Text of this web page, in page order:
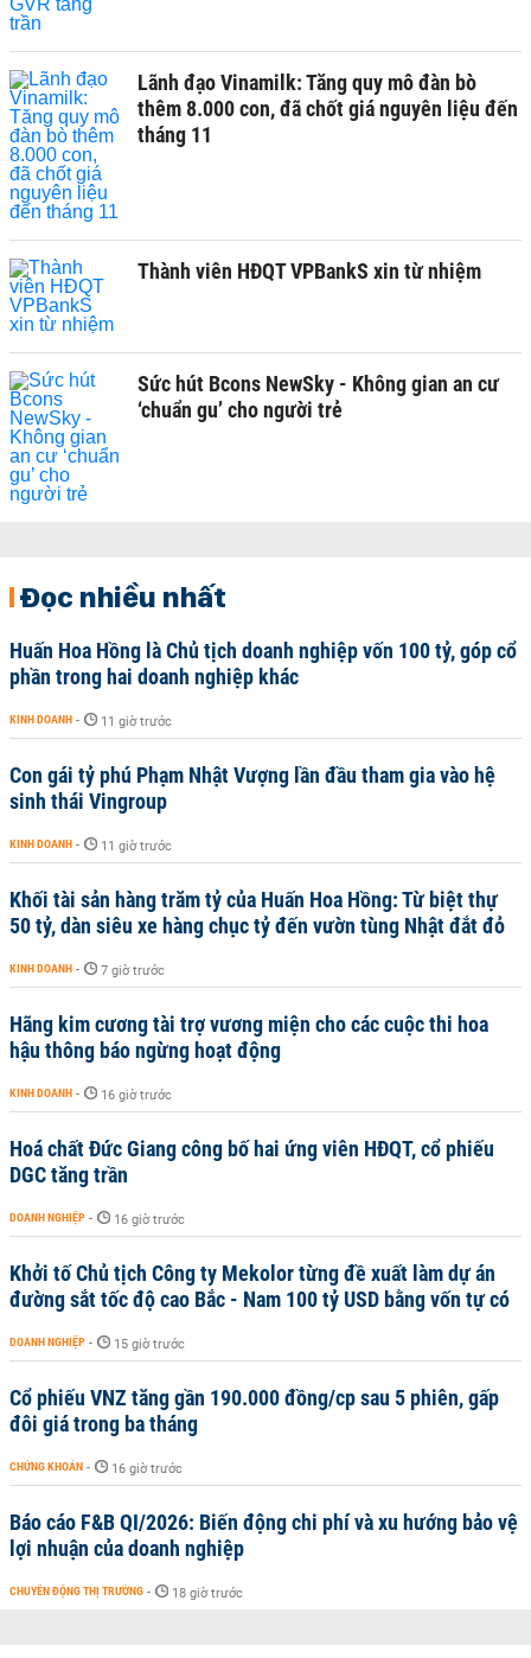
Lãnh đạo Vinamilk: Tăng quy mô đàn bò
thêm 8.000 con, đã chốt giá nguyên liệu đến
tháng 11
Thành viên HĐQT VPBankS xin từ nhiệm
Sức hút Bcons NewSky - Không gian an cư
‘chuẩn gu’ cho người trẻ
Đọc nhiều nhất
Huấn Hoa Hồng là Chủ tịch doanh nghiệp vốn 100 tỷ, góp cổ
phần trong hai doanh nghiệp khác
KINH DOANH - 11 giờ trước
Con gái tỷ phú Phạm Nhật Vượng lần đầu tham gia vào hệ
sinh thái Vingroup
KINH DOANH - 11 giờ trước
Khối tài sản hàng trăm tỷ của Huấn Hoa Hồng: Từ biệt thự
50 tỷ, dàn siêu xe hàng chục tỷ đến vườn tùng Nhật đắt đỏ
KINH DOANH - 7 giờ trước
Hãng kim cương tài trợ vương miện cho các cuộc thi hoa
hậu thông báo ngừng hoạt động
KINH DOANH - 16 giờ trước
Hoá chất Đức Giang công bố hai ứng viên HĐQT, cổ phiếu
DGC tăng trần
DOANH NGHIỆP - 16 giờ trước
Khởi tố Chủ tịch Công ty Mekolor từng đề xuất làm dự án
đường sắt tốc độ cao Bắc - Nam 100 tỷ USD bằng vốn tự có
DOANH NGHIỆP - 15 giờ trước
Cổ phiếu VNZ tăng gần 190.000 đồng/cp sau 5 phiên, gấp
đôi giá trong ba tháng
CHỨNG KHOÁN - 16 giờ trước
Báo cáo F&B QI/2026: Biến động chi phí và xu hướng bảo vệ
lợi nhuận của doanh nghiệp
CHUYỂN ĐỘNG THỊ TRƯỜNG - 18 giờ trước